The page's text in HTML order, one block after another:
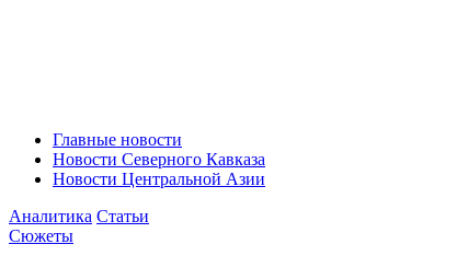
Главные новости
Новости Северного Кавказа
Новости Центральной Азии
Аналитика Статьи
Сюжеты